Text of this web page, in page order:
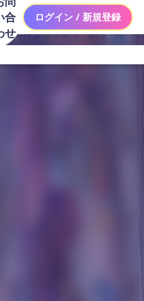
合
せ
ログイン / 新規登録